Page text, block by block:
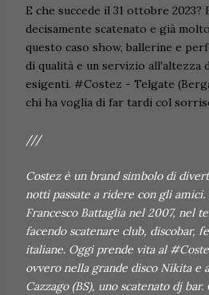
E che succede il 31 ottobre 2023?
decisamente scatenato e già
questo caso show, ballerine e
di qualità e un servizio all'altezza
esigenti. #Costez - Telgate
chi ha voglia di far tardi col
///
Costez è un brand simbolo di
notti passate a ridere con gli amici.
Francesco Battaglia nel 2007, nel
facendo scatenare club, discobar,
italiane. Oggi prende vita al
ovvero nella grande disco Nikita e
Cazzago (BS), uno scatenato dj